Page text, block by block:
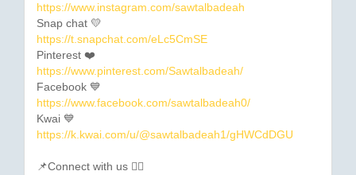
https://www.instagram.com/sawtalbadeah
Snap chat 💛
https://t.snapchat.com/eLc5CmSE
Pinterest ❤️
https://www.pinterest.com/Sawtalbadeah/
Facebook 💙
https://www.facebook.com/sawtalbadeah0/
Kwai 💙
https://k.kwai.com/u/@sawtalbadeah1/gHWCdDGU
📌Connect with us 👇🏼